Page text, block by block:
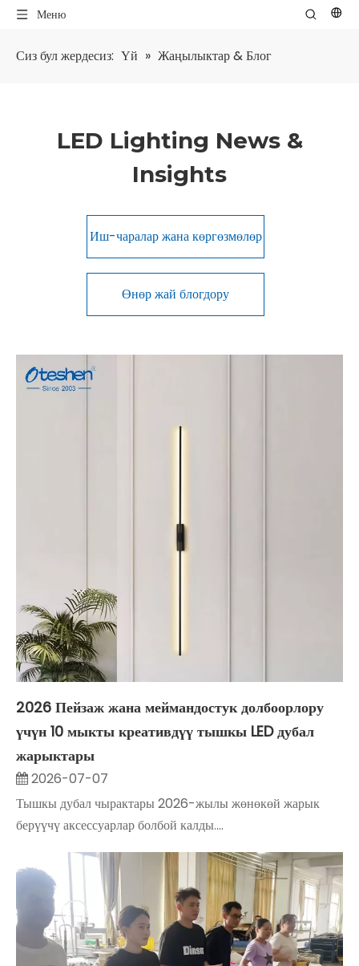
Меню
Сиз бул жердесиз: Үй » Жаңылыктар & Блог
LED Lighting News &
Insights
Иш-чаралар жана көргөзмөлөр
Өнөр жай блогдору
2026 Пейзаж жана меймандостук долбоорлору
үчүн 10 мыкты креативдүү тышкы LED дубал
жарыктары
2026-07-07
Тышкы дубал чырактары 2026-жылы жөнөкөй жарык
берүүчү аксессуарлар болбой калды....